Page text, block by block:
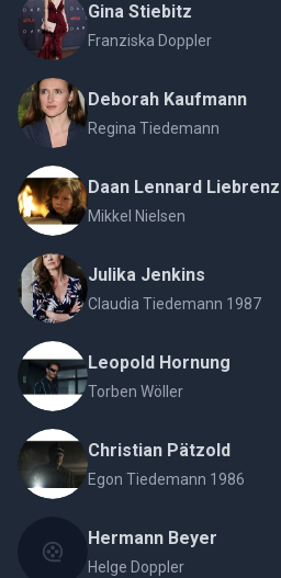
Gina Stiebitz
Franziska Doppler
Deborah Kaufmann
Regina Tiedemann
Daan Lennard Liebrenz
Mikkel Nielsen
Julika Jenkins
Claudia Tiedemann 1987
Leopold Hornung
Torben Wöller
Christian Pätzold
Egon Tiedemann 1986
Hermann Beyer
Helge Doppler